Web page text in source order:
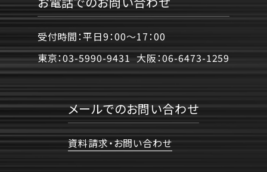
受付時間：平日9：00〜17：00
東京：03-5990-9431 大阪：06-6473-1259
メールでのお問い合わせ
資料請求・お問い合わせ